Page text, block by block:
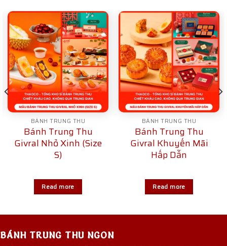
BÁNH TRUNG THU
Bánh Trung Thu
Givral Nhỏ Xinh (Size
S)
Read more
BÁNH TRUNG THU
Bánh Trung Thu
Givral Khuyến Mãi
Hấp Dẫn
Read more
BÁNH TRUNG THU NGON